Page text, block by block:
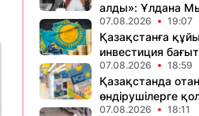
алды»: Ұлдана
07.08.2026 19:07
Қазақстанға
инвестиция
07.08.2026 18:59
Қазақстанда
өндірушілерге
07.08.2026 18:11